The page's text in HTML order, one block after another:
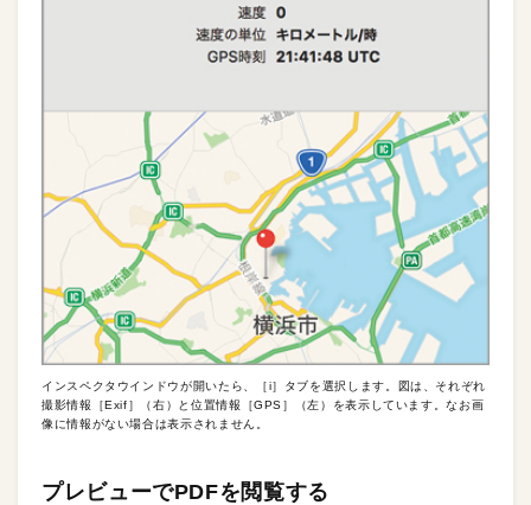
インスペクタウインドウが開いたら、［i］タブを選択します。図は、それぞれ
撮影情報［Exif］（右）と位置情報［GPS］（左）を表示しています。なお画
像に情報がない場合は表示されません。
プレビューでPDFを閲覧する